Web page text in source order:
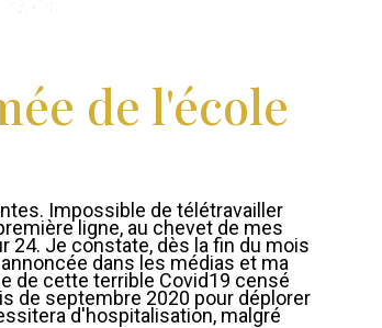
de l'école
Impossible de télétravailler
ligne, au chevet de mes
24. Je constate, dès la fin du mois
dans les médias et ma
de cette terrible Covid19 censé
de septembre 2020 pour déplorer
d'hospitalisation, malgré